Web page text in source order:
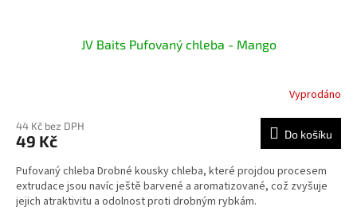
JV Baits Pufovaný chleba - Mango
Vyprodáno
44 Kč bez DPH
49 Kč Do košíku
Pufovaný chleba Drobné kousky chleba, které projdou procesem
extrudace jsou navíc ještě barvené a aromatizované, což zvyšuje
jejich atraktivitu a odolnost proti drobným rybkám.